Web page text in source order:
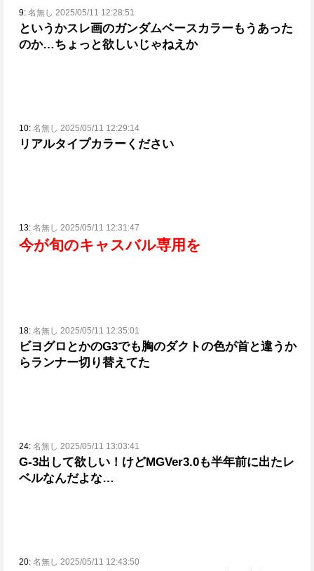
9: 名無し 2025/05/11 12:28:51
というかスレ画のガンダムベースカラーもうあった
のか…ちょっと欲しいじゃねえか
10: 名無し 2025/05/11 12:29:14
リアルタイプカラーください
13: 名無し 2025/05/11 12:31:47
今が旬のキャスバル専用を
18: 名無し 2025/05/11 12:35:01
ビヨグロとかのG3でも胸のダクトの色が首と違うか
らランナー切り替えてた
24: 名無し 2025/05/11 13:03:41
G-3出して欲しい！ けどMGVer3.0も半年前に出たレ
ベルなんだよな…
20: 名無し 2025/05/11 12:43:50